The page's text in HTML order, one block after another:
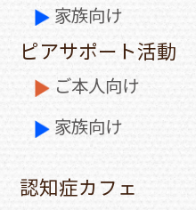
家族向け
ピアサポート活動
ご本人向け
家族向け
認知症カフェ